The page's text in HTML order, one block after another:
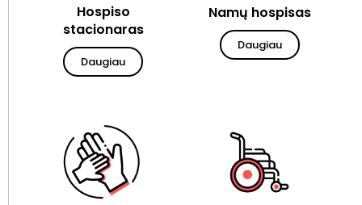
Hospiso
stacionaras
Daugiau
Namų hospisas
Daugiau